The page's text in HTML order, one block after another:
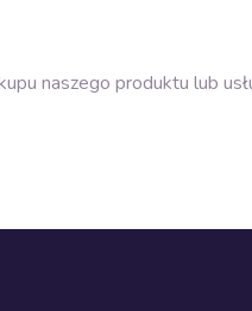
naszego produktu lub